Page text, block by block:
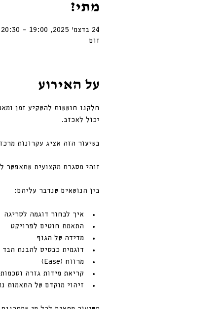
מתי?
24 בדצמ׳ 2025, 19:00 – 20:30
זום
על האירוע
חלקנו חוששות להשקיע זמן
יכול לאכזב.
בשיעור הזה אציג עקרונות
זוהי מסגרת מקצועית שתאפשר
בין הנושאים שנדבר עליהם:
איך לבחור דוגמה לסריגה
התאמת חוטים לפרויקט
מדידה של הגוף
דוגמית כבסיס להבנת הבד
מרווח (Ease)
קריאת מידות גזרה וסכמות
זיהוי מוקדם של התאמות